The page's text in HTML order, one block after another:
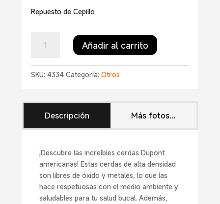
Repuesto de Cepillo
Electric
Head
cantidad
Añadir al carrito
SKU: 4334 Categoría: Otros
Descripción Más fotos...
¡Descubre las increíbles cerdas Dupont
americanas! Estas cerdas de alta densidad
son libres de óxido y metales, lo que las
hace respetuosas con el medio ambiente y
saludables para tu salud bucal. Además,